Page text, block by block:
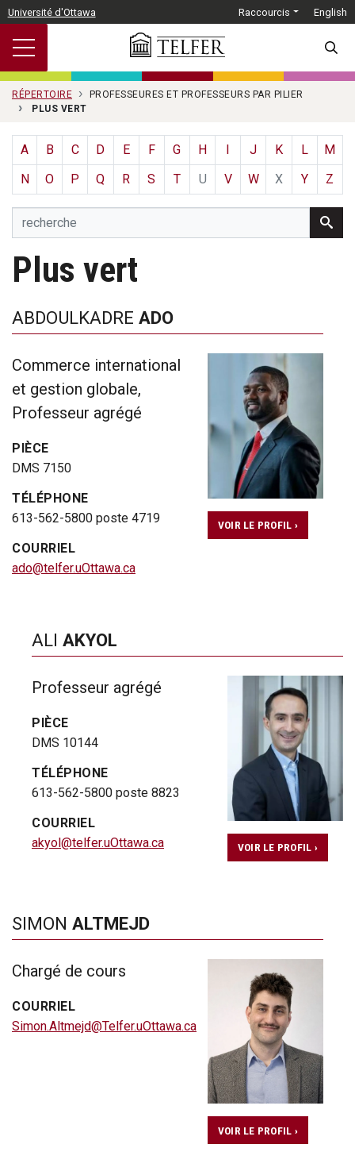
Passer au contenu principal
Université d'Ottawa Raccourcis English
RÉPERTOIRE
PROFESSEURES ET PROFESSEURS PAR PILIER
PLUS VERT
A B C D E F G H J K L
M
N
O P Q R S T U V W X Y Z
Plus vert
ABDOULKADRE ADO
Commerce international
et gestion globale,
Professeur agrégé
PIÈCE
DMS 7150
TÉLÉPHONE
613-562-5800 poste 4719
COURRIEL
ado@telfer.uOttawa.ca
VOIR LE PROFIL ›
ALI AKYOL
Professeur agrégé
PIÈCE
DMS 10144
TÉLÉPHONE
613-562-5800 poste 8823
COURRIEL
akyol@telfer.uOttawa.ca
VOIR LE PROFIL ›
SIMON ALTMEJD
Chargé de cours
COURRIEL
Simon.Altmejd@Telfer.uOttawa.ca
VOIR LE PROFIL ›